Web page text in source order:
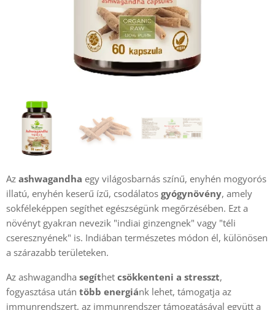
Az ashwagandha egy világosbarnás színű, enyhén mogyorós
illatú, enyhén keserű ízű, csodálatos gyógynövény, amely
sokféleképpen segíthet egészségünk megőrzésében. Ezt a
növényt gyakran nevezik "indiai ginzengnek" vagy "téli
cseresznyének" is. Indiában természetes módon él, különösen
a szárazabb területeken.
Az ashwagandha segíthet csökkenteni a stresszt,
fogyasztása után több energiánk lehet, támogatja az
immunrendszert, az immunrendszer támogatásával együtt a